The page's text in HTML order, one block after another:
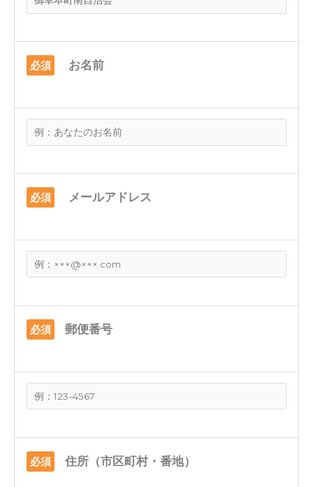
必須 お名前
必須 メールアドレス
必須 郵便番号
必須 住所（市区町村・番地）